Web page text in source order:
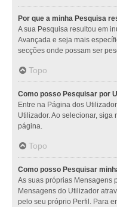
Por que a minha Pesquisa
A sua Pesquisa resultou em
Avançada e seja mais
secções onde possam ser
Topo
Como posso Pesquisar por
Entre na Página dos
Utilizador. Ao selecionar, siga
página.
Topo
Como posso Pesquisar
As suas próprias Mensagens
Mensagens do Utilizador
pelo seu próprio Perfil. Para